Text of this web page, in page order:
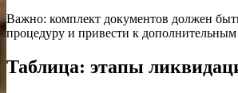
Важно: комплект документов должен
процедуру и привести к дополнительным
Таблица: этапы